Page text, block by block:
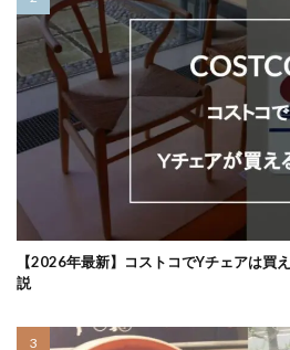
【2026年最新】コストコでYチェアは買
説